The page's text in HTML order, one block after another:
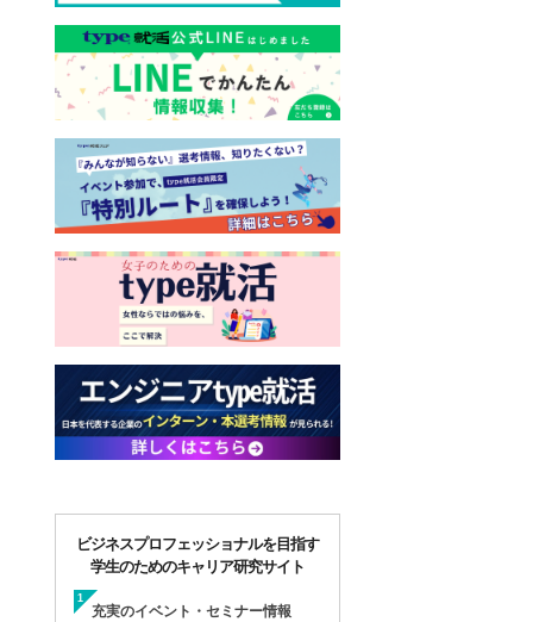
ビジネスプロフェッショナルを目指す
学生のためのキャリア研究サイト
充実のイベント・セミナー情報